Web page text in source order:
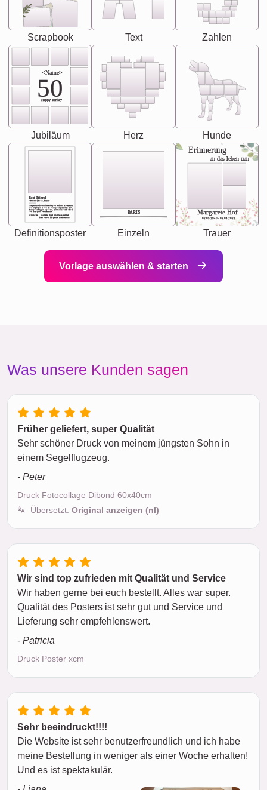
Scrapbook Text Zahlen
<Name>
50
-Happy Birday-
Jubiläum Herz Hunde
Best Friend
[<NAME>] Noun, feminie
Synonyms: Soulmate, closet confidante, sister at
heart person, life partner in adventure.
The person who understands you without explanation
you accepts just as you are. She's your partner in life's,
chaos your biggest supporter, and the one with whom
you share your best memories.
Definitionsposter
PARIS
Einzeln
Erinnerung
an das leben uan
Margarete Hof
02.05.1940 - 08.04.2021
Trauer
Vorlage auswählen & starten
Was unsere Kunden sagen
Früher geliefert, super Qualität
Sehr schöner Druck von meinem jüngsten Sohn in
einem Segelflugzeug.
- Peter
Druck Fotocollage Dibond 60x40cm
Übersetzt: Original anzeigen (nl)
Wir sind top zufrieden mit Qualität und Service
Wir haben gerne bei euch bestellt. Alles war super.
Qualität des Posters ist sehr gut und Service und
Lieferung sehr empfehlenswert.
- Patricia
Druck Poster xcm
Sehr beeindruckt!!!!
Die Website ist sehr benutzerfreundlich und ich habe
meine Bestellung in weniger als einer Woche erhalten!
Und es ist spektakulär.